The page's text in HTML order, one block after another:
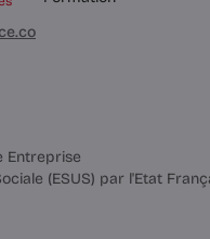
Entreprise
(ESUS) par l'Etat